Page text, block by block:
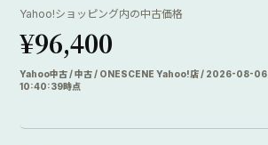
Yahoo!ショッピング内の中古価格
¥96,400
Yahoo中古 / 中古 / ONESCENE Yahoo!店 / 2026-08-06
10:40:39時点